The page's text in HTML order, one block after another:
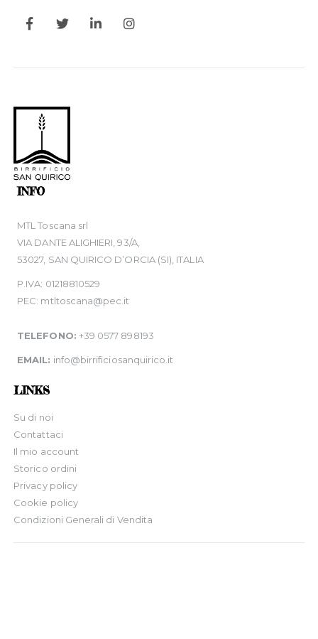
INFO
MTL Toscana srl
VIA DANTE ALIGHIERI, 93/A,
53027, SAN QUIRICO D’ORCIA (SI), ITALIA
P.IVA: 01218810529
PEC: mtltoscana@pec.it
TELEFONO: +39 0577 898193
EMAIL: info@birrificiosanquirico.it
LINKS
Su di noi
Contattaci
Il mio account
Storico ordini
Privacy policy
Cookie policy
Condizioni Generali di Vendita